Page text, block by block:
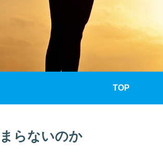
TOP
らないのか